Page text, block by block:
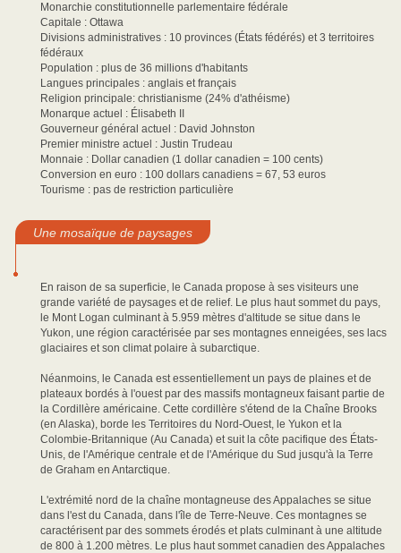
Monarchie constitutionnelle parlementaire fédérale
Capitale : Ottawa
Divisions administratives : 10 provinces (États fédérés) et 3 territoires
fédéraux
Population : plus de 36 millions d'habitants
Langues principales : anglais et français
Religion principale: christianisme (24% d'athéisme)
Monarque actuel : Élisabeth II
Gouverneur général actuel : David Johnston
Premier ministre actuel : Justin Trudeau
Monnaie : Dollar canadien (1 dollar canadien = 100 cents)
Conversion en euro : 100 dollars canadiens = 67, 53 euros
Tourisme : pas de restriction particulière
Une mosaïque de paysages
En raison de sa superficie, le Canada propose à ses visiteurs une
grande variété de paysages et de relief. Le plus haut sommet du pays,
le Mont Logan culminant à 5.959 mètres d'altitude se situe dans le
Yukon, une région caractérisée par ses montagnes enneigées, ses lacs
glaciaires et son climat polaire à subarctique.
Néanmoins, le Canada est essentiellement un pays de plaines et de
plateaux bordés à l'ouest par des massifs montagneux faisant partie de
la Cordillère américaine. Cette cordillère s'étend de la Chaîne Brooks
(en Alaska), borde les Territoires du Nord-Ouest, le Yukon et la
Colombie-Britannique (Au Canada) et suit la côte pacifique des États-
Unis, de l'Amérique centrale et de l'Amérique du Sud jusqu'à la Terre
de Graham en Antarctique.
L'extrémité nord de la chaîne montagneuse des Appalaches se situe
dans l'est du Canada, dans l'île de Terre-Neuve. Ces montagnes se
caractérisent par des sommets érodés et plats culminant à une altitude
de 800 à 1.200 mètres. Le plus haut sommet canadien des Appalaches